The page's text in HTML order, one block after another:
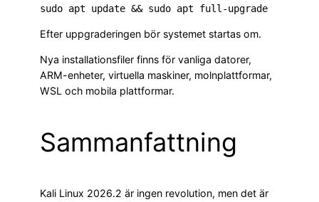
Efter uppgraderingen bör systemet startas om.
Nya installationsfiler finns för vanliga datorer,
ARM-enheter, virtuella maskiner, molnplattformar,
WSL och mobila plattformar.
Sammanfattning
Kali Linux 2026.2 är ingen revolution, men det är